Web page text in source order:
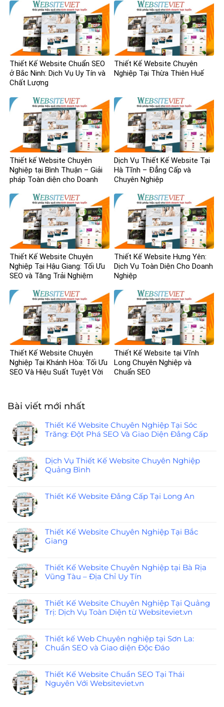
Thiết Kế Website Chuẩn SEO
ở Bắc Ninh: Dịch Vụ Uy Tín và
Chất Lượng
Thiết Kế Website Chuyên
Nghiệp Tại Thừa Thiên Huế
Thiết kế Website Chuyên
Nghiệp tại Bình Thuận – Giải
pháp Toàn diện cho Doanh
Dịch Vụ Thiết Kế Website Tại
Hà Tĩnh – Đẳng Cấp và
Chuyên Nghiệp
Thiết Kế Website Chuyên
Nghiệp Tại Hậu Giang: Tối Ưu
SEO và Tăng Trải Nghiệm
Thiết Kế Website Hưng Yên:
Dịch Vụ Toàn Diện Cho Doanh
Nghiệp
Thiết Kế Website Chuyên
Nghiệp Tại Khánh Hòa: Tối Ưu
SEO Và Hiệu Suất Tuyệt Vời
Thiết Kế Website tại Vĩnh
Long Chuyên Nghiệp và
Chuẩn SEO
Bài viết mới nhất
Thiết Kế Website Chuyên Nghiệp Tại Sóc
Trăng: Đột Phá SEO Và Giao Diện Đẳng Cấp
Dịch Vụ Thiết Kế Website Chuyên Nghiệp
Quảng Bình
Thiết Kế Website Đẳng Cấp Tại Long An
Thiết Kế Website Chuyên Nghiệp Tại Bắc
Giang
Thiết Kế Website Chuyên Nghiệp tại Bà Rịa
Vũng Tàu – Địa Chỉ Uy Tín
Thiết Kế Website Chuyên Nghiệp Tại Quảng
Trị: Dịch Vụ Toàn Diện từ Websiteviet.vn
Thiết kế Web Chuyên nghiệp tại Sơn La:
Chuẩn SEO và Giao diện Độc Đáo
Thiết Kế Website Chuẩn SEO Tại Thái
Nguyên Với Websiteviet.vn